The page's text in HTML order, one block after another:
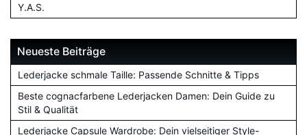
Y.A.S.
Neueste Beiträge
Lederjacke schmale Taille: Passende Schnitte & Tipps
Beste cognacfarbene Lederjacken Damen: Dein Guide zu
Stil & Qualität
Lederjacke Capsule Wardrobe: Dein vielseitiger Style-